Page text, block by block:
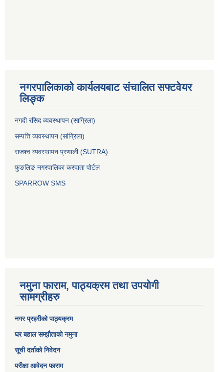
नगरपालिकाको कार्यलयबाट संचालित सफ्टवेयर
लिङ्क
नगदी रसिद व्यवस्थापन (साग्रिला)
सम्पत्ति व्यवस्थापन (सांग्रिला)
राजश्व व्यवस्थापन प्रणाली (SUTRA)
फुङलिङ नगरपालिका करदाता पोर्टल
SPARROW SMS
नमुना फाराम, पाठ्यक्रम तथा उपयोगी
सामग्रीहरु
नगर प्रहरीको पाठ्यक्रम
घर बहाल सम्झौताको नमुना
सूची दर्ताको निवेदन
परीक्षा आवेदन फाराम